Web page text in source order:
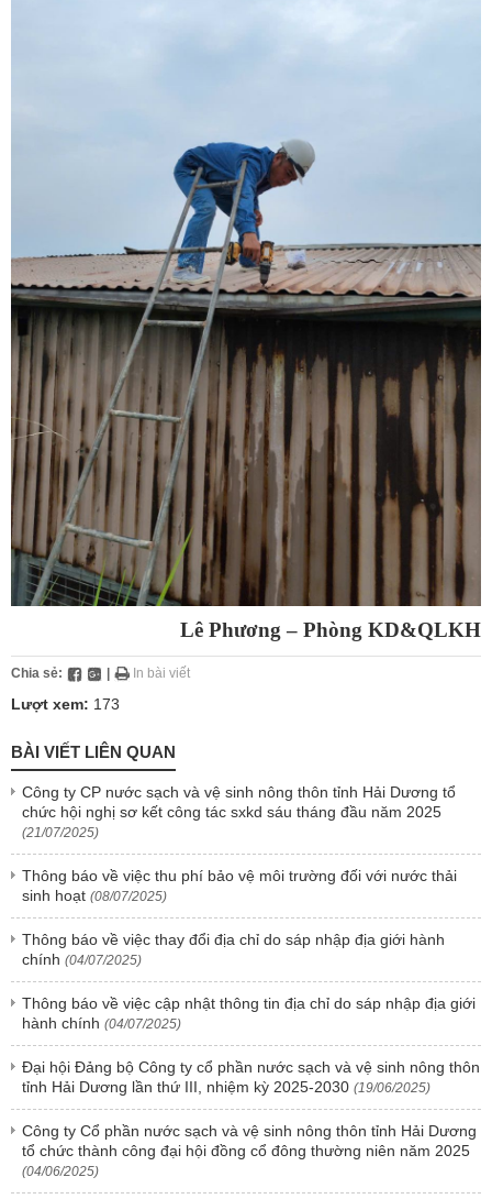
Lê Phương – Phòng KD&QLKH
Chia sẻ: In bài viết
Lượt xem: 173
BÀI VIẾT LIÊN QUAN
Công ty CP nước sạch và vệ sinh nông thôn tỉnh Hải Dương tổ
chức hội nghị sơ kết công tác sxkd sáu tháng đầu năm 2025
(21/07/2025)
Thông báo về việc thu phí bảo vệ môi trường đối với nước thải
sinh hoạt (08/07/2025)
Thông báo về việc thay đổi địa chỉ do sáp nhập địa giới hành
chính (04/07/2025)
Thông báo về việc cập nhật thông tin địa chỉ do sáp nhập địa giới
hành chính (04/07/2025)
Đại hội Đảng bộ Công ty cổ phần nước sạch và vệ sinh nông thôn
tỉnh Hải Dương lần thứ III, nhiệm kỳ 2025-2030 (19/06/2025)
Công ty Cổ phần nước sạch và vệ sinh nông thôn tỉnh Hải Dương
tổ chức thành công đại hội đồng cổ đông thường niên năm 2025
(04/06/2025)